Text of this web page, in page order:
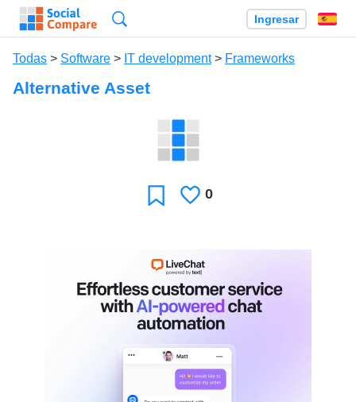
Ingresar
Todas > Software > IT development> Frameworks
Alternative Asset
Favoritos
Le
0